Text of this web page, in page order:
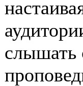
слышать